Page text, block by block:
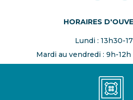
HORAIRES
Lundi : 13h30-
Mardi au vendredi : 9h-